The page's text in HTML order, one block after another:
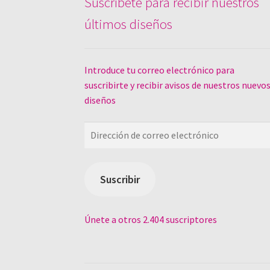
últimos diseños
Introduce tu correo electrónico para
suscribirte y recibir avisos de nuestros
diseños
Dirección
electrónico
Suscribir
Únete a otros 2.404 suscriptores